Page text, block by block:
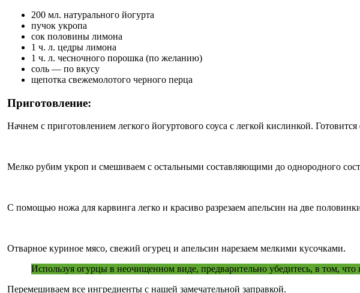
200 мл. натурального йогурта
пучок укропа
сок половины лимона
1 ч. л. цедры лимона
1 ч. л. чесночного порошка (по желанию)
соль — по вкусу
щепотка свежемолотого черного перца
Приготовление:
Начнем с приготовлением легкого йогуртового соуса с легкой кислинкой.
Мелко рубим укроп и смешиваем с остальными составляющими до однородного
С помощью ножа для карвинга легко и красиво разрезаем апельсин на две
Отварное куриное мясо, свежий огурец и апельсин нарезаем мелкими кусочками.
Используя огурцы в неочищенном виде, предварительно убедитесь, в том, что
Перемешиваем все ингредиенты с нашей замечательной заправкой.